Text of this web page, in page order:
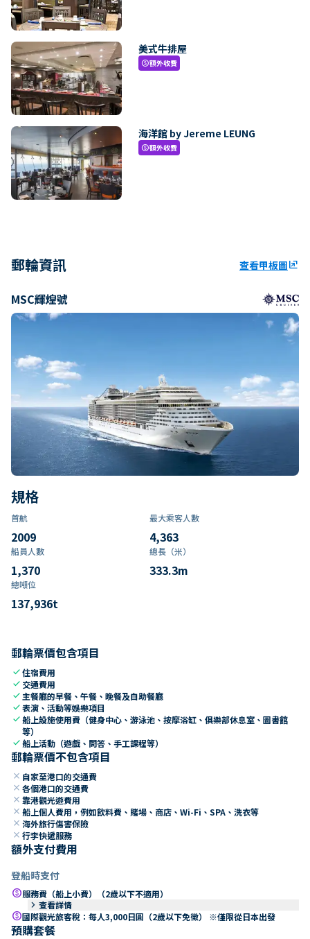
美式牛排屋
paid額外收費
海洋館 by Jereme LEUNG
paid額外收費
郵輪資訊 查看甲板圖ungroup
MSC輝煌號
規格
首航
2009
最大乘客人數
4,363
船員人數
1,370
總長（米）
333.3m
總噸位
137,936t
郵輪票價包含項目
check住宿費用
check 交通費用
check 主餐廳的早餐、午餐、晚餐及自助餐廳
check表演、活動等娛樂項目
check船上設施使用費（健身中心、游泳池、按摩浴缸、俱樂部休息室、圖書館
等）
check船上活動（遊戲、問答、手工課程等）
郵輪票價不包含項目
close 自家至港口的交通費
close 各個港口的交通費
close 靠港觀光遊費用
close 船上個人費用，例如飲料費、賭場、商店、Wi-Fi、SPA、洗衣等
close 海外旅行傷害保險
close 行李快遞服務
額外支付費用
登船時支付
paid服務費（船上小費）（2歲以下不適用）
keyboard_arrow_right 查看詳情
paid國際觀光旅客稅：每人3,000日圓（2歲以下免徵） ※僅限從日本出發
預購套餐